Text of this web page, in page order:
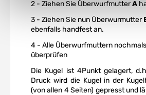
2 - Ziehen Sie ÜberwurfmutterA
3 - Ziehen Sie nun Überwurmutter
ebenfalls handfest an.
4 - Alle Überwurfmuttern
überprüfen
Die Kugel ist 4Punkt gelagert,
Druck wird die Kugel in der
(von allen 4 Seiten) gepresst und